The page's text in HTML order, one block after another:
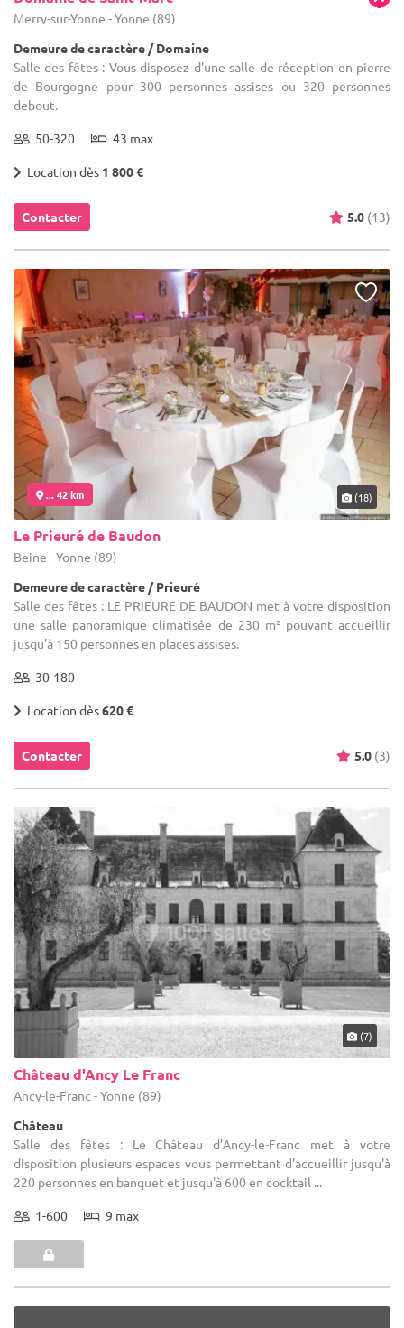
Merry-sur-Yonne - Yonne (89)
Demeure de caractère / Domaine
Salle des fêtes : Vous disposez d'une salle de réception en pierre
de Bourgogne pour 300 personnes assises ou 320 personnes
debout.
50-320 43 max
Location dès 1 800 €
Contacter 5.0 (13)
... 42 km (18)
Le Prieuré de Baudon
Beine - Yonne (89)
Demeure de caractère / Prieuré
Salle des fêtes : LE PRIEURE DE BAUDON met à votre disposition
une salle panoramique climatisée de 230 m² pouvant accueillir
jusqu'à 150 personnes en places assises.
30-180
Location dès620 €
Contacter 5.0 (3)
(7)
Château d'Ancy Le Franc
Ancy-le-Franc - Yonne (89)
Château
Salle des fêtes : Le Château d’Ancy-le-Franc met à votre
disposition plusieurs espaces vous permettant d'accueillir jusqu'à
220 personnes en banquet et jusqu'à 600 en cocktail ...
1-600 9 max